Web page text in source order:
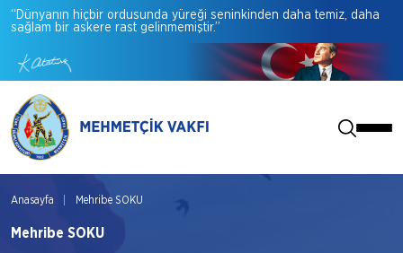
“Dünyanın hiçbir ordusunda yüreği seninkinden daha temiz, daha
sağlam bir askere rast gelinmemiştir.”
Anasayfa Mehribe SOKU
Mehribe SOKU